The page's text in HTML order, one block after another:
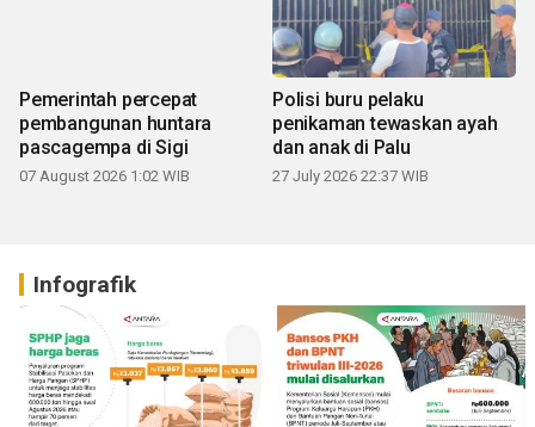
Pemerintah percepat
pembangunan huntara
pascagempa di Sigi
07 August 2026 1:02 WIB
Polisi buru pelaku
penikaman tewaskan ayah
dan anak di Palu
27 July 2026 22:37 WIB
Infografik